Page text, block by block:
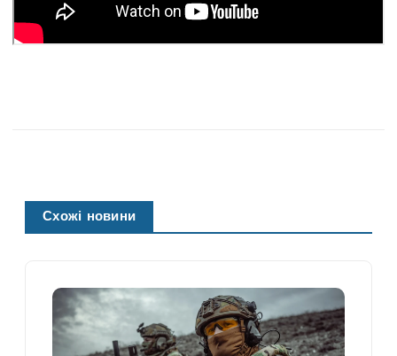
Схожі новини